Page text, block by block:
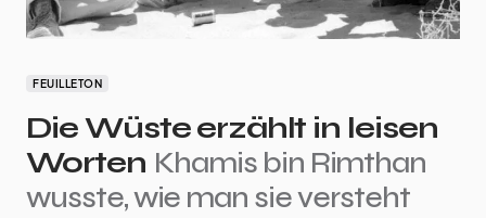
FEUILLETON
Die Wüste erzählt in leisen
Worten Khamis bin Rimthan
wusste, wie man sie versteht